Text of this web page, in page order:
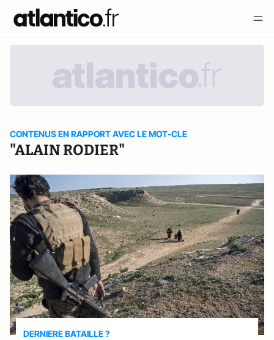
CONTENUS EN RAPPORT AVEC LE MOT-CLE
"ALAIN RODIER"
DERNIERE BATAILLE ?